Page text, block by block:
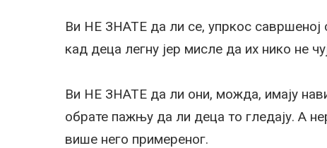
Ви НЕ ЗНАТЕ да ли се, упркос
кад деца легну јер мисле да их нико не
Ви НЕ ЗНАТЕ да ли они, можда, имају
обрате пажњу да ли деца то гледају. А
више него примереног.